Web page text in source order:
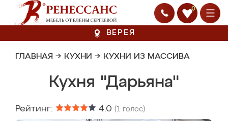
0
ВЕРЕЯ
ГЛАВНАЯ → КУХНИ → КУХНИ ИЗ МАССИВА
Кухня "Дарьяна"
Рейтинг: 4.0 (1 голос)